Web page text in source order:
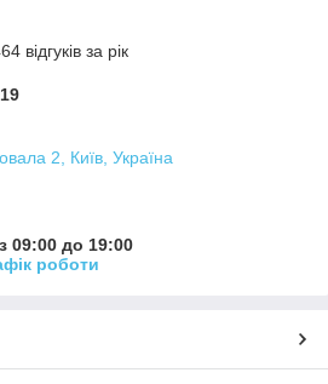
відгуків за рік
2, Київ, Україна
09:00 до 19:00
роботи